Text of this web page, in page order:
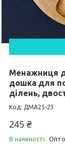
Менажниця
дошка для
ділень,
ДМА25-23
245 ₴
В наявності